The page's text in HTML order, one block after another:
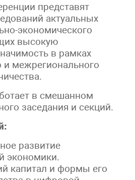
представят
актуальных
экономического
высокую
в рамках
межрегионального
в смешанном
заседания и секций.
развитие
экономики.
капитал и формы его